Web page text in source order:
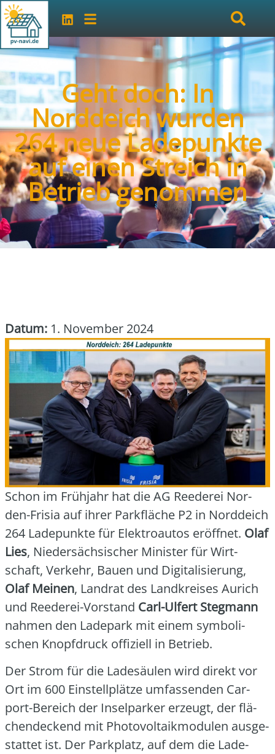
Geht doch: In
Norddeich wurden
264 neue Ladepunkte
auf einen Streich in
Betrieb genommen
Datum: 1. November 2024
Schon im Früh­jahr hat die AG Ree­de­rei Nor­
den-Fri­sia auf ihrer Park­flä­che P2 in Nord­deich
264 Lade­punk­te für Elek­tro­au­tos eröff­net. Olaf
Lies, Nie­der­säch­si­scher Minis­ter für Wirt­
schaft, Ver­kehr, Bau­en und Digi­ta­li­sie­rung,
Olaf Mei­nen, Land­rat des Land­krei­ses Aurich
und Ree­de­rei-Vor­stand Carl-Ulfert Steg­mann
nah­men den Lade­park mit einem sym­bo­li­
schen Knopf­druck offi­zi­ell in Betrieb.
Der Strom für die Lade­säu­len wird direkt vor
Ort im 600 Ein­stell­plät­ze umfas­sen­den Car­
port-Bereich der Insel­par­ker erzeugt, der flä­
chen­de­ckend mit Pho­to­vol­ta­ik­mo­du­len aus­ge­
stat­tet ist. Der Park­platz, auf dem die Lade­